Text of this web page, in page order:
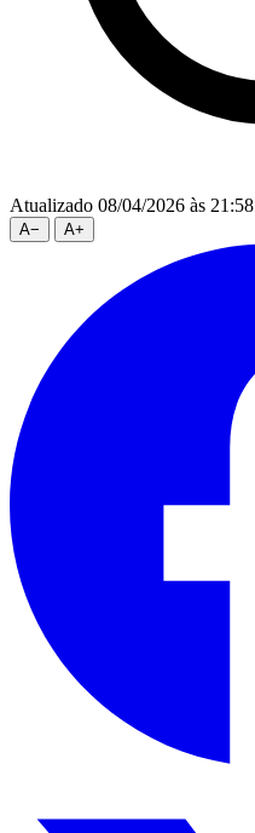
Atualizado 08/04/2026 às 21:58
A− A+